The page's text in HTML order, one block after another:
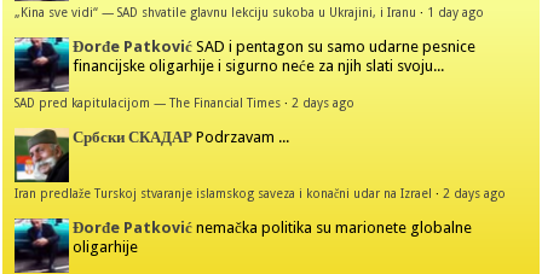
„Kina sve vidi“ — SAD shvatile glavnu lekciju sukoba u Ukrajini, i Iranu · 1 day ago
Đorđe Patković SAD i pentagon su samo udarne pesnice
financijske oligarhije i sigurno neće za njih slati svoju...
SAD pred kapitulacijom — The Financial Times · 2 days ago
Србски СКАДАР Podrzavam ...
Iran predlaže Turskoj stvaranje islamskog saveza i konačni udar na Izrael · 2 days ago
Đorđe Patković nemačka politika su marionete globalne
oligarhije